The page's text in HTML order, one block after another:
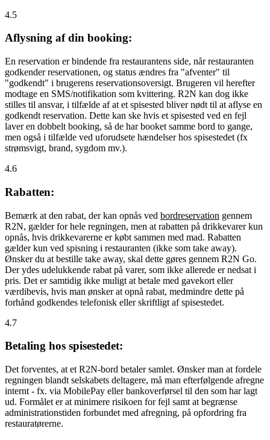
4.5
Aflysning af din booking:
En reservation er bindende fra restaurantens side, når restauranten
godkender reservationen, og status ændres fra "afventer" til
"godkendt" i brugerens reservationsoversigt. Brugeren vil herefter
modtage en SMS/notifikation som kvittering. R2N kan dog ikke
stilles til ansvar, i tilfælde af at et spisested bliver nødt til at aflyse en
godkendt reservation. Dette kan ske hvis et spisested ved en fejl
laver en dobbelt booking, så de har booket samme bord to gange,
men også i tilfælde ved uforudsete hændelser hos spisestedet (fx
strømsvigt, brand, sygdom mv.).
4.6
Rabatten:
Bemærk at den rabat, der kan opnås ved bordreservation gennem
R2N, gælder for hele regningen, men at rabatten på drikkevarer kun
opnås, hvis drikkevarerne er købt sammen med mad. Rabatten
gælder kun ved spisning i restauranten (ikke som take away).
Ønsker du at bestille take away, skal dette gøres gennem R2N Go.
Der ydes udelukkende rabat på varer, som ikke allerede er nedsat i
pris. Det er samtidig ikke muligt at betale med gavekort eller
værdibevis, hvis man ønsker at opnå rabat, medmindre dette på
forhånd godkendes telefonisk eller skriftligt af spisestedet.
4.7
Betaling hos spisestedet:
Det forventes, at et R2N-bord betaler samlet. Ønsker man at fordele
regningen blandt selskabets deltagere, må man efterfølgende afregne
internt - fx. via MobilePay eller bankoverførsel til den som har lagt
ud. Formålet er at minimere risikoen for fejl samt at begrænse
administrationstiden forbundet med afregning, på opfordring fra
restauratørerne.